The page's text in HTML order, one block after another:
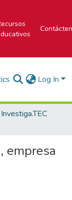
Log In
Investiga.TEC
empresa